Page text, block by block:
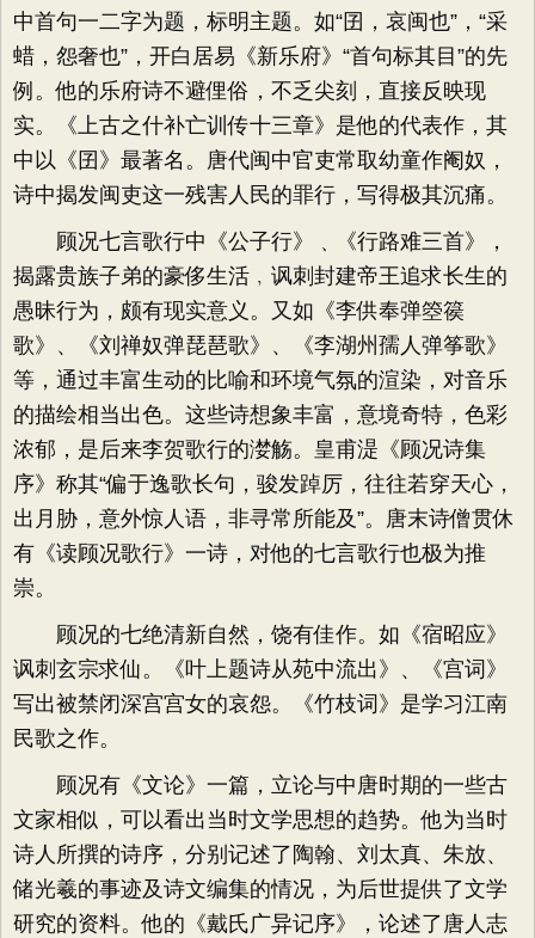
中首句一二字为题，标明主题。如“囝，哀闽也”，“采
蜡，怨奢也”，开白居易《新乐府》“首句标其目”的先
例。他的乐府诗不避俚俗，不乏尖刻，直接反映现
实。《上古之什补亡训传十三章》是他的代表作，其
中以《囝》最著名。唐代闽中官吏常取幼童作阉奴，
诗中揭发闽吏这一残害人民的罪行，写得极其沉痛。
顾况七言歌行中《公子行》﹑《行路难三首》，
揭露贵族子弟的豪侈生活﹐讽刺封建帝王追求长生的
愚昧行为，颇有现实意义。又如《李供奉弹箜篌
歌》、《刘禅奴弹琵琶歌》、《李湖州孺人弹筝歌》
等，通过丰富生动的比喻和环境气氛的渲染，对音乐
的描绘相当出色。这些诗想象丰富，意境奇特，色彩
浓郁，是后来李贺歌行的漤觞。皇甫湜《顾况诗集
序》称其“偏于逸歌长句，骏发踔厉，往往若穿天心，
出月胁，意外惊人语，非寻常所能及”。唐末诗僧贯休
有《读顾况歌行》一诗，对他的七言歌行也极为推
崇。
顾况的七绝清新自然，饶有佳作。如《宿昭应》
讽刺玄宗求仙。《叶上题诗从苑中流出》、《宫词》
写出被禁闭深宫宫女的哀怨。《竹枝词》是学习江南
民歌之作。
顾况有《文论》一篇，立论与中唐时期的一些古
文家相似，可以看出当时文学思想的趋势。他为当时
诗人所撰的诗序，分别记述了陶翰、刘太真、朱放、
储光羲的事迹及诗文编集的情况，为后世提供了文学
研究的资料。他的《戴氏广异记序》，论述了唐人志